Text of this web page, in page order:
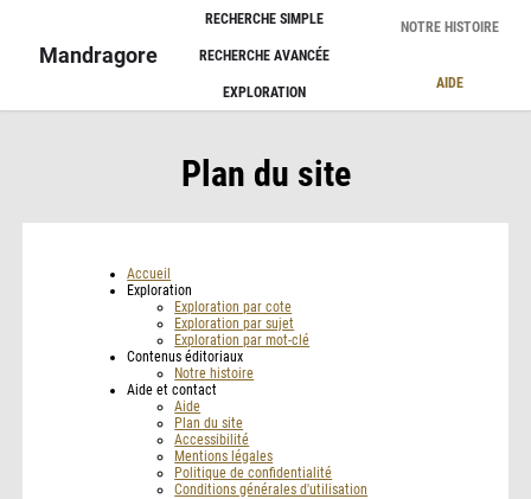
Mandragore
RECHERCHE SIMPLE
RECHERCHE AVANCÉE
EXPLORATION
NOTRE HISTOIRE
AIDE
Plan du site
Accueil
Exploration
Exploration par cote
Exploration par sujet
Exploration par mot-clé
Contenus éditoriaux
Notre histoire
Aide et contact
Aide
Plan du site
Accessibilité
Mentions légales
Politique de confidentialité
Conditions générales d'utilisation